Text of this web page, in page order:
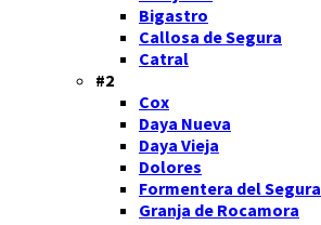
Bigastro
Callosa de Segura
Catral
#2
Cox
Daya Nueva
Daya Vieja
Dolores
Formentera del Segura
Granja de Rocamora